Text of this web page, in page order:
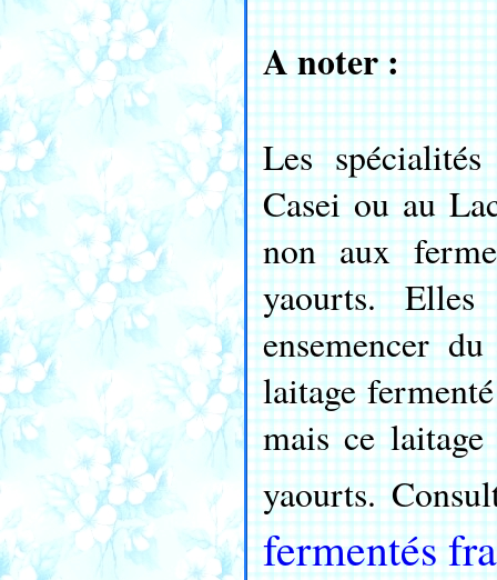
A noter :
Les
Casei ou au
non aux
yaourts.
ensemencer
laitage
mais ce
yaourts.
fermentés